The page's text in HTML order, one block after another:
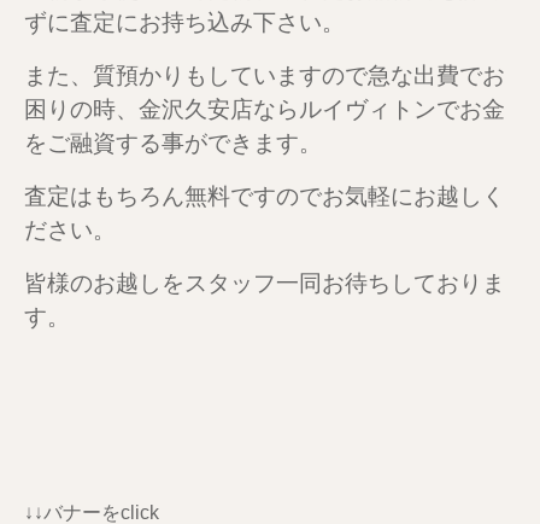
ずに査定にお持ち込み下さい。
また、質預かりもしていますので急な出費でお
困りの時、金沢久安店ならルイヴィトンでお金
をご融資する事ができます。
査定はもちろん無料ですのでお気軽にお越しく
ださい。
皆様のお越しをスタッフ一同お待ちしておりま
す。
↓↓バナーをclick